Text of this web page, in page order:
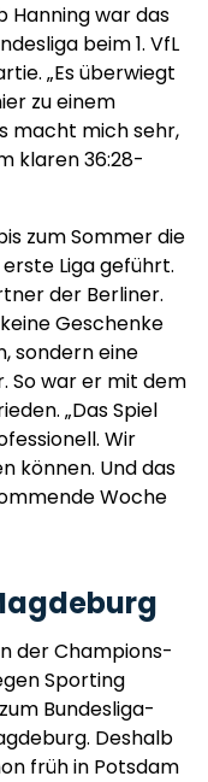
Hanning war das
beim 1. VfL
„Es überwiegt
zu einem
macht mich sehr,
klaren 36:28-
zum Sommer die
Liga geführt.
der Berliner.
Geschenke
sondern eine
So war er mit dem
„Das Spiel
Wir
können. Und das
Woche
der Champions-
Sporting
Bundesliga-
Deshalb
früh in Potsdam